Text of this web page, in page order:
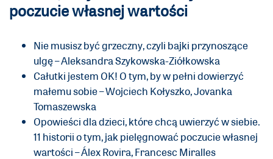
poczucie własnej wartości
Nie musisz być grzeczny, czyli bajki przynoszące
ulgę – Aleksandra Szykowska-Ziółkowska
Całutki jestem OK! O tym, by w pełni dowierzyć
małemu sobie – Wojciech Kołyszko, Jovanka
Tomaszewska
Opowieści dla dzieci, które chcą uwierzyć w siebie.
11 historii o tym, jak pielęgnować poczucie własnej
wartości – Álex Rovira, Francesc Miralles